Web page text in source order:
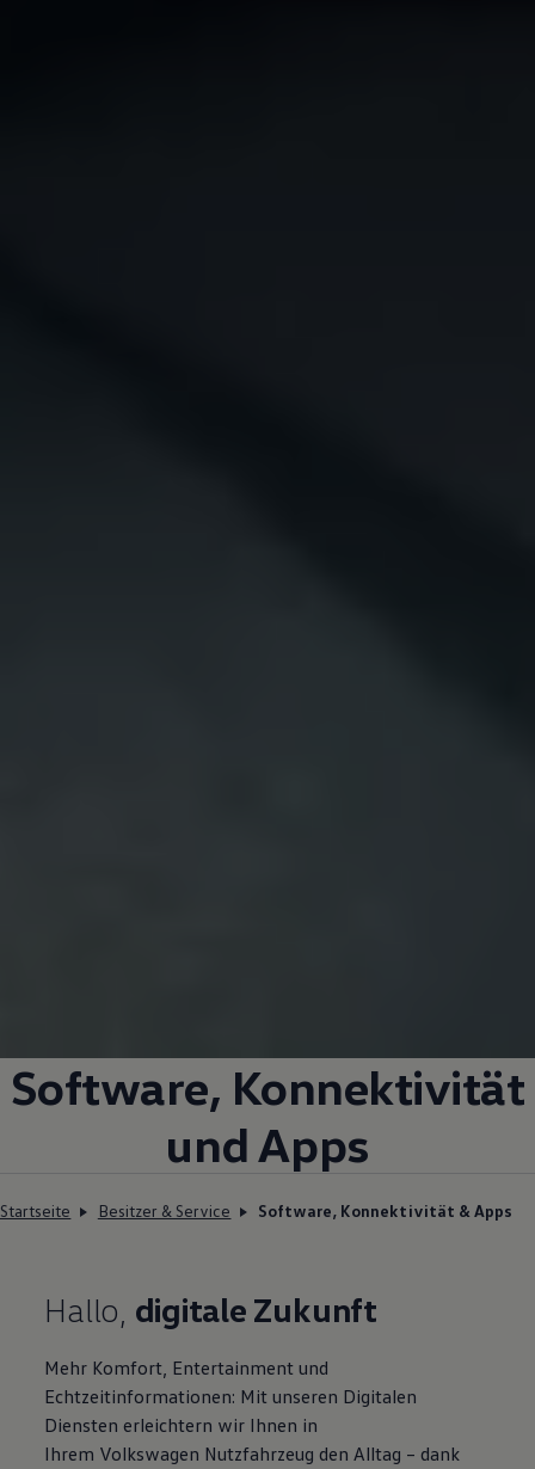
Software, Konnektivität
und Apps
Startseite Besitzer & Service Software, Konnektivität & Apps
Hallo, digitale Zukunft
Mehr Komfort, Entertainment und
Echtzeitinformationen: Mit unseren Digitalen
Diensten erleichtern wir Ihnen in
Ihrem Volkswagen Nutzfahrzeug den Alltag – dank